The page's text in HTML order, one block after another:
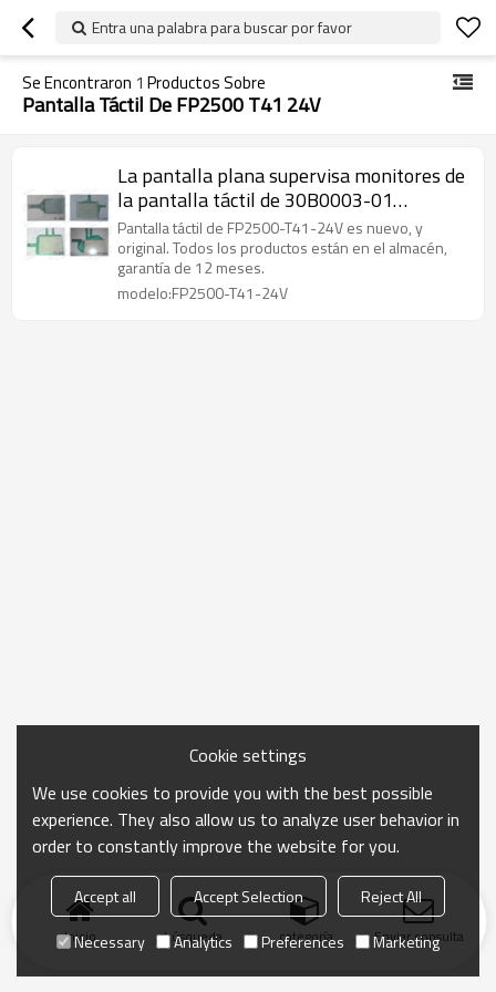
Entra una palabra para buscar por favor
Se Encontraron 1 Productos Sobre
Pantalla Táctil De FP2500 T41 24V
La pantalla plana supervisa monitores de
la pantalla táctil de 30B0003-01
FP2500-T41-24V/de la pantalla plana de
la pantalla táctil FP2500-T41-24V
Pantalla táctil de FP2500-T41-24V es nuevo, y
original. Todos los productos están en el almacén,
garantía de 12 meses.
modelo:FP2500-T41-24V
Inicio búsqueda categoría Enviar consulta
Cookie settings
We use cookies to provide you with the best possible
experience. They also allow us to analyze user behavior in
order to constantly improve the website for you.
Accept all Accept Selection
Reject All
Necessary
Analytics Preferences Marketing